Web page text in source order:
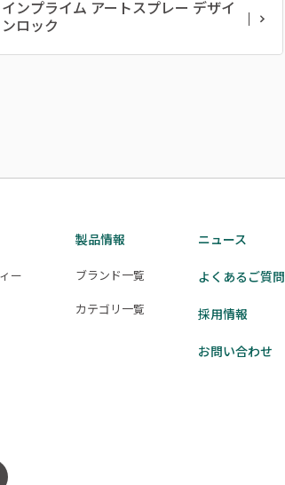
インプライム アートスプレー デザイ
ンロック
ー
製品情報
ブランド一覧
カテゴリ一覧
ニュース
よくあるご質問
採用情報
お問い合わせ